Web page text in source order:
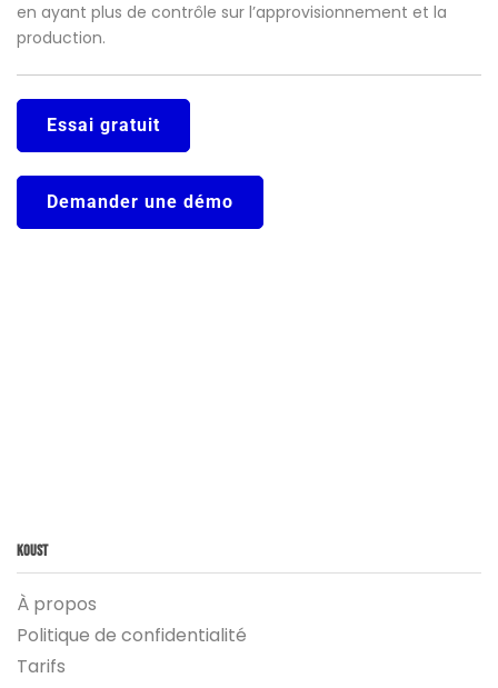
en ayant plus de contrôle sur l’approvisionnement et la
production.
Essai gratuit
Demander une démo
Koust
À propos
Politique de confidentialité
Tarifs